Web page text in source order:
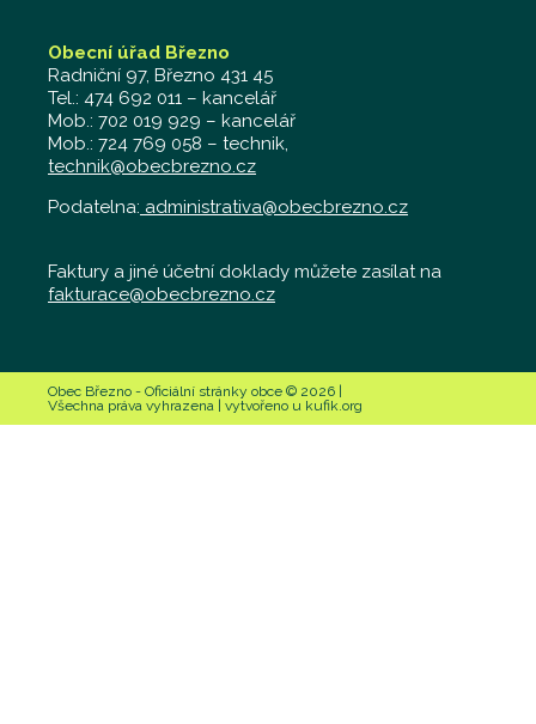
Obecní úřad Březno
Radniční 97, Březno 431 45
Tel.: 474 692 011 – kancelář
Mob.: 702 019 929 – kancelář
Mob.: 724 769 058 – technik,
technik@obecbrezno.cz
Podatelna: administrativa@obecbrezno.cz
Faktury a jiné účetní doklady můžete zasílat na
fakturace@obecbrezno.cz
Obec Březno - Oficiální stránky obce © 2026 |
Všechna práva vyhrazena | vytvořeno u kufik.org